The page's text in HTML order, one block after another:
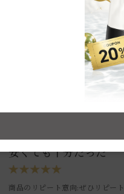
レ
安くても十分だった
商品のリピート意向:ぜひリピー